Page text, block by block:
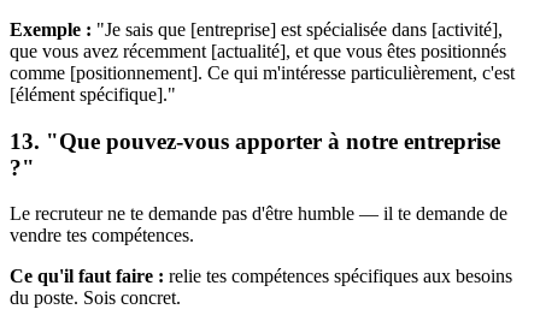
Exemple : "Je sais que [entreprise] est spécialisée dans [activité],
que vous avez récemment [actualité], et que vous êtes positionnés
comme [positionnement]. Ce qui m'intéresse particulièrement, c'est
[élément spécifique]."
13. "Que pouvez-vous apporter à notre entreprise
?"
Le recruteur ne te demande pas d'être humble — il te demande de
vendre tes compétences.
Ce qu'il faut faire : relie tes compétences spécifiques aux besoins
du poste. Sois concret.